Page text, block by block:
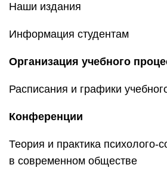
Наши издания
Информация студентам
Организация учебного
Расписания и графики
Конференции
Теория и практика психолого-
в современном обществе